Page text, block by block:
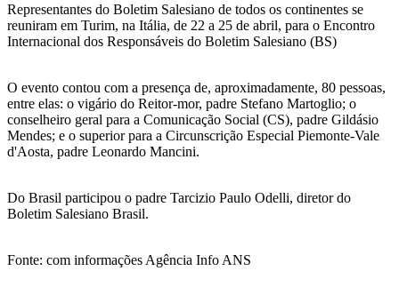
Representantes do Boletim Salesiano de todos os continentes se
reuniram em Turim, na Itália, de 22 a 25 de abril, para o Encontro
Internacional dos Responsáveis do Boletim Salesiano (BS)
O evento contou com a presença de, aproximadamente, 80 pessoas,
entre elas: o vigário do Reitor-mor, padre Stefano Martoglio; o
conselheiro geral para a Comunicação Social (CS), padre Gildásio
Mendes; e o superior para a Circunscrição Especial Piemonte-Vale
d'Aosta, padre Leonardo Mancini.
Do Brasil participou o padre Tarcizio Paulo Odelli, diretor do
Boletim Salesiano Brasil.
Fonte: com informações Agência Info ANS